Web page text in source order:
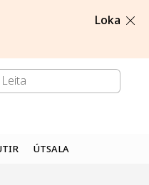
Loka
valmynd
ÚTSALA